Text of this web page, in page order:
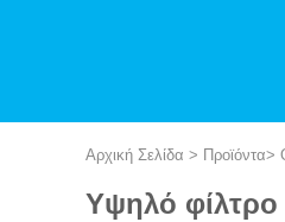
Αρχική Σελίδα > Προϊόντα>
Υψηλό φίλτρο